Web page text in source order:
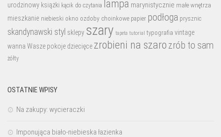
urodzinowy książki kącik do czytania lampa marynistycznie małe wnętrza
mieszkanie niebieski okno ozdoby choinkowe papier podłoga prysznic
skandynawski styl sklepy szary tapeta tutorial typografia vintage
wanna Wasze pokoje dziecięce zrobieni na szaro zrób to sam
żółty
OSTATNIE WPISY
Na zakupy: wycieraczki
Imponująca biało-niebieska łazienka